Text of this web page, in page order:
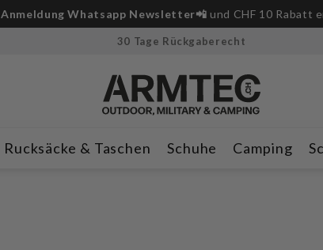
Anmeldung Whatsapp Newsletter📲 und CHF 10 Rabatt
30 Tage Rückgaberecht
Rucksäcke & Taschen Schuhe Camping